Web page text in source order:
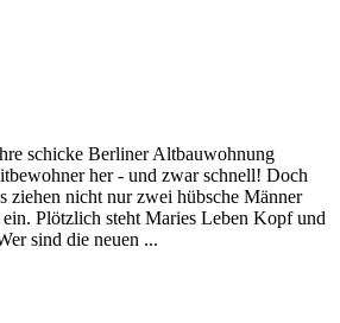
schicke Berliner Altbauwohnung
her - und zwar schnell! Doch
ziehen nicht nur zwei hübsche Männer
ein. Plötzlich steht Maries Leben Kopf und
sind die neuen ...